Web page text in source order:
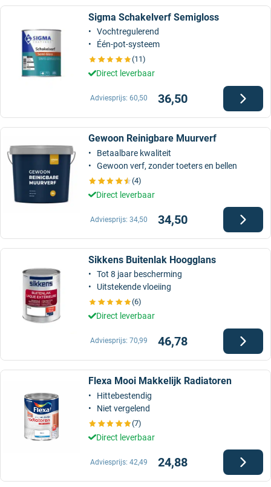
Sigma Schakelverf Semigloss
Vochtregulerend
Één-pot-systeem
(11)
Direct leverbaar
36,50
Adviesprijs: 60,50
Gewoon Reinigbare Muurverf
Betaalbare kwaliteit
Gewoon verf, zonder toeters en bellen
(4)
Direct leverbaar
34,50
Adviesprijs: 34,50
Sikkens Buitenlak Hoogglans
Tot 8 jaar bescherming
Uitstekende vloeiing
(6)
Direct leverbaar
46,78
Adviesprijs: 70,99
Flexa Mooi Makkelijk Radiatoren
Hittebestendig
Niet vergelend
(7)
Direct leverbaar
24,88
Adviesprijs: 42,49